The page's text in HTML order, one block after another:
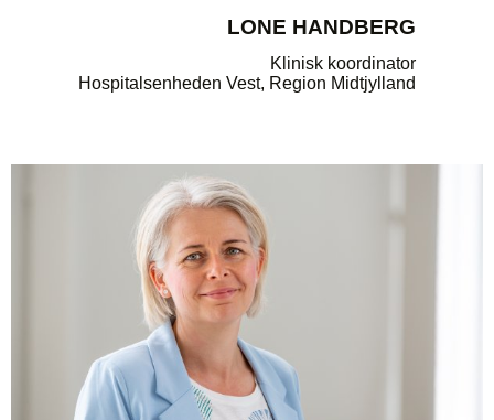
LONE HANDBERG
Klinisk koordinator
Hospitalsenheden Vest, Region Midtjylland